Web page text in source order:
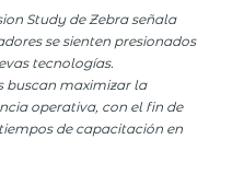
Study de Zebra señala
se sienten presionados
tecnologías.
buscan maximizar la
operativa, con el fin de
de capacitación en